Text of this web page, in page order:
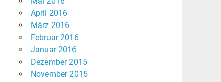
April 2016
März 2016
Februar 2016
Januar 2016
Dezember 2015
November 2015